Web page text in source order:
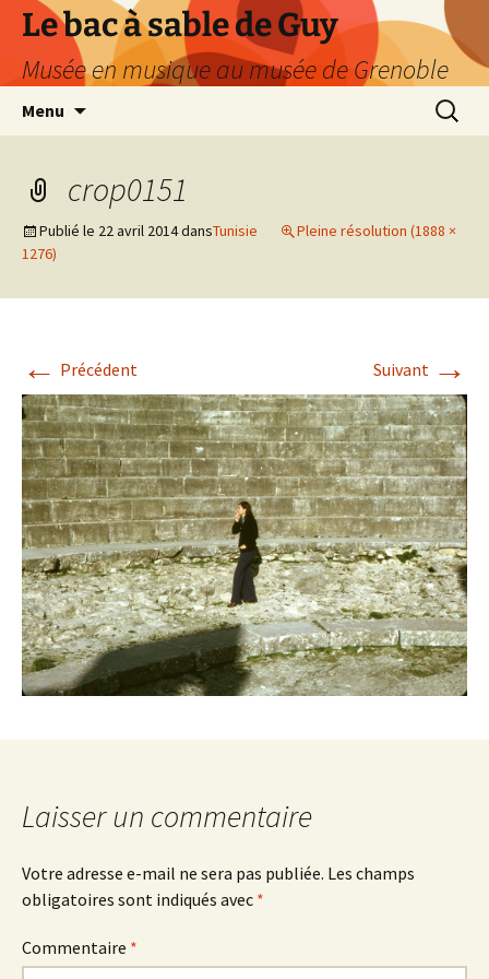
Le bac à sable de Guy
Musée en musique au musée de Grenoble
Menu
crop0151
Publié le 22 avril 2014dansTunisie
Pleine résolution (1888 ×
1276)
← Précédent Suivant →
Laisser un commentaire
Votre adresse e-mail ne sera pas publiée. Les champs
obligatoires sont indiqués avec *
Commentaire *